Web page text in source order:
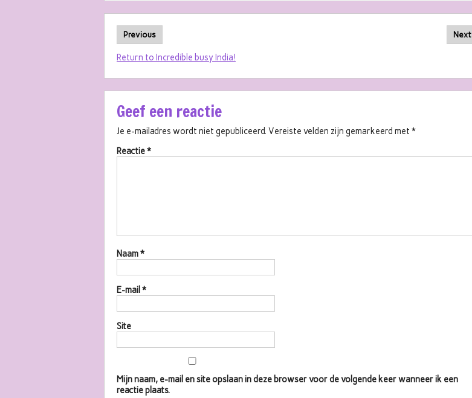
Previous Next
Return to Incredible busy India!
Geef een reactie
Je e-mailadres wordt niet gepubliceerd. Vereiste velden zijn gemarkeerd met *
Reactie*
Naam*
E-mail *
Site
Mijn naam, e-mail en site opslaan in deze browser voor de volgende keer wanneer ik een
reactie plaats.